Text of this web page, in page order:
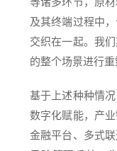
及其终端过程中
交织在一起。我
的整个场景进行
基于上述种种情
数字化赋能，产
金融平台、多式